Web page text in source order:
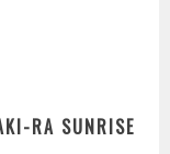
RA SUNRISE